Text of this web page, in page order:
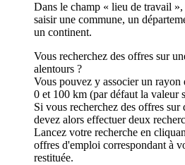
Dans le champ « lieu de travail
saisir une commune, un
un continent.
Vous recherchez des offres sur
alentours ?
Vous pouvez y associer un rayon
0 et 100 km (par défaut la valeur
Si vous recherchez des offres sur
devez alors effectuer deux
Lancez votre recherche en
offres d'emploi correspondant à
restituée.